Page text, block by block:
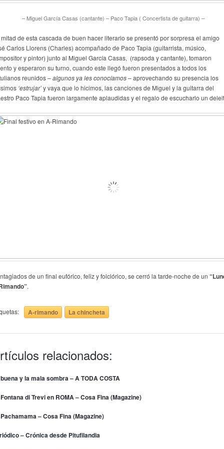
– Miguel García Casas (cantante) – Paco Tapia ( Concertista de guitarra) –
mitad de esta cascada de buen hacer literario se presentó por sorpresa el amigo
Carlos Llorens (Charles) acompañado de Paco Tapia (guitarrista, músico,
y pintor) junto al Miguel García Casas, (rapsoda y cantante), tomaron
y esperaron su turno, cuando este llegó fueron presentados a todos los
reunidos –algunos ya les conocíamos– aprovechando su presencia los
‘estrujar’y vaya que lo hicimos, las canciones de Miguel y la guitarra del
Paco Tapia fueron largamente aplaudidas y el regalo de escucharlo un
de un final eufórico, feliz y folclórico, se cerró la tarde-noche de un
.
A-rimando La chincheta
relacionados:
y la mala sombra – A TODA COSTA
di Trevi en ROMA – Cosa Fina (Magazine)
– Cosa Fina (Magazine)
– Crónica desde Pitufilandia